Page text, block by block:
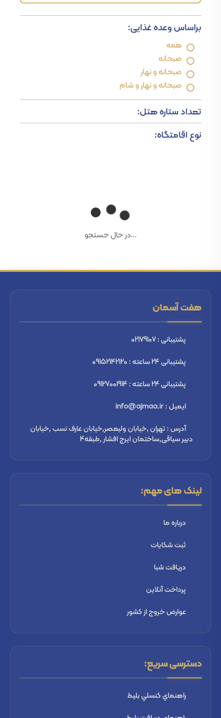
براساس وعده غذایی:
همه
صبحانه
صبحانه و نهار
صبحانه و نهار و شام
تعداد ستاره هتل:
نوع اقامتگاه:
...در حال جستجو
هفت آسمان
پشتیبانی : 02179107
پشتیبانی 24 ساعته : 09152142120
پشتیبانی 24 ساعته : 09127001914
ایمیل : info@ajmaa.ir
آدرس : تهران ,خیابان ولیعصر,خیابان عارف نسب ,خیابان
دبیر سیاقی,ساختمان ایرج افشار ,طبقه4
لینک های مهم:
درباره ما
ثبت شكايات
دریافت شبا
پرداخت آنلاین
عوارض خروج از کشور
دسترسی سریع:
راهنماي كنسلي بليط